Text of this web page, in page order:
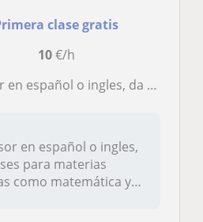
clase gratis
10€/h
para materias exactas como matemática y fisica. (Soy Estudiante de ingeniería). Tambien clases de ingles e informatica
en español o ingles,
para materias
como matemática y